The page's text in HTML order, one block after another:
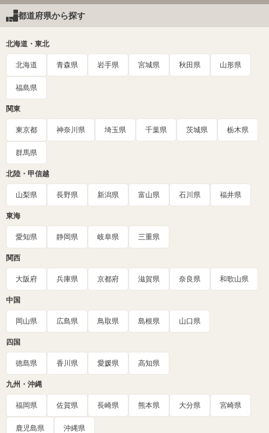
都道府県から探す
北海道・東北
北海道 青森県 岩手県 宮城県 秋田県 山形県
福島県
関東
東京都 神奈川県 埼玉県 千葉県 茨城県 栃木県
群馬県
北陸・甲信越
山梨県 長野県 新潟県 富山県 石川県 福井県
東海
愛知県 静岡県 岐阜県 三重県
関西
大阪府 兵庫県 京都府 滋賀県 奈良県 和歌山県
中国
岡山県 広島県 鳥取県 島根県 山口県
四国
徳島県 香川県 愛媛県 高知県
九州・沖縄
福岡県 佐賀県 長崎県 熊本県 大分県 宮崎県
鹿児島県 沖縄県